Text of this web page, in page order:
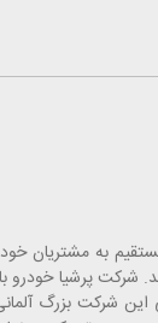
را به صورت مستقیم
خاورمیانه بوده که شامل قطعات یدکی
شرکت بزرگ